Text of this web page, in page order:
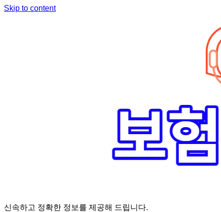
Skip to content
신속하고 정확한 정보를 제공해 드립니다.